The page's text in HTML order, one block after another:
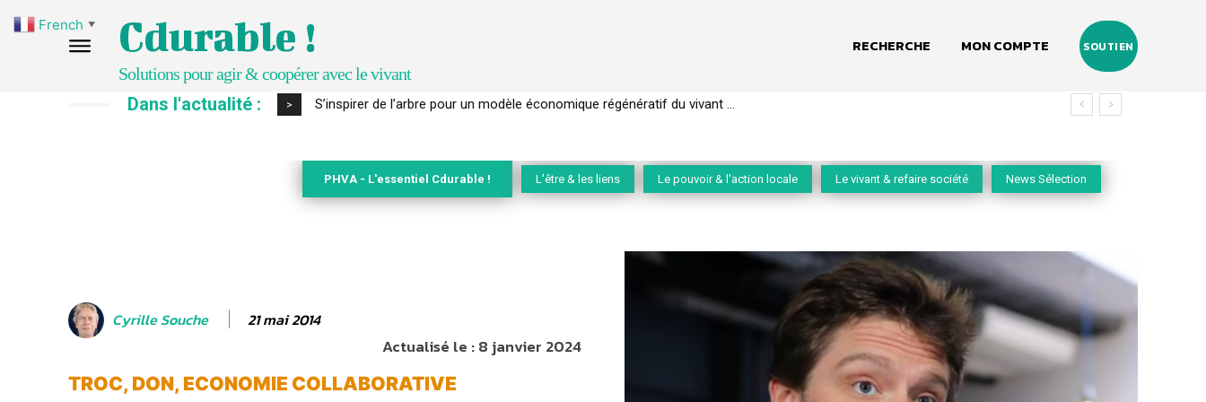
Cdurable !
Solutions pour agir & coopérer avec le vivant
RECHERCHE MON COMPTE SOUTIEN
Dans l'actualité : > S’inspirer de l’arbre pour un modèle économique régénératif du vivant …
PHVA - L'essentiel Cdurable ! L'être & les liens Le pouvoir & l'action locale Le vivant & refaire société News Sélection
Cyrille Souche 21 mai 2014
Actualisé le :8 janvier 2024
TROC, DON, ECONOMIE COLLABORATIVE
French ▼